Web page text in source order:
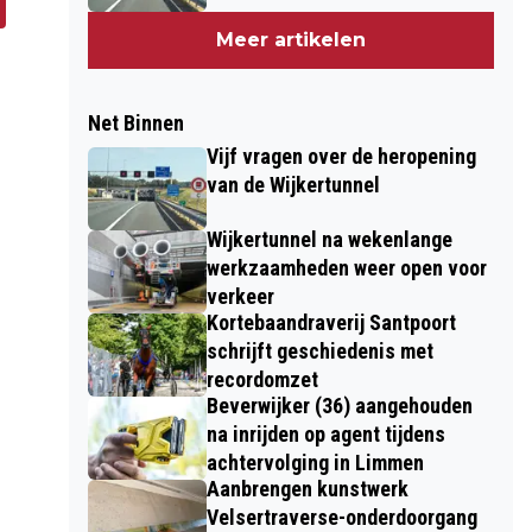
Meer artikelen
Net Binnen
Vijf vragen over de heropening
van de Wijkertunnel
Wijkertunnel na wekenlange
werkzaamheden weer open voor
verkeer
Kortebaandraverij Santpoort
schrijft geschiedenis met
recordomzet
Beverwijker (36) aangehouden
na inrijden op agent tijdens
achtervolging in Limmen
Aanbrengen kunstwerk
Velsertraverse-onderdoorgang